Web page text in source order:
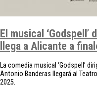
El musical
llega a Alicante a
La comedia musical ‘Godspell’
Antonio Banderas llegará al
2025.